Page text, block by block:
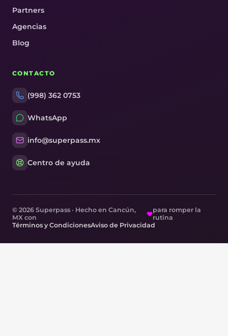
Partners
Agencias
Blog
CONTACTO
(998) 362 0753
WhatsApp
info@superpass.mx
Centro de ayuda
© 2026 Superpass · Hecho en Cancún,
MX con
para romper la
rutina
Términos y CondicionesAviso de Privacidad